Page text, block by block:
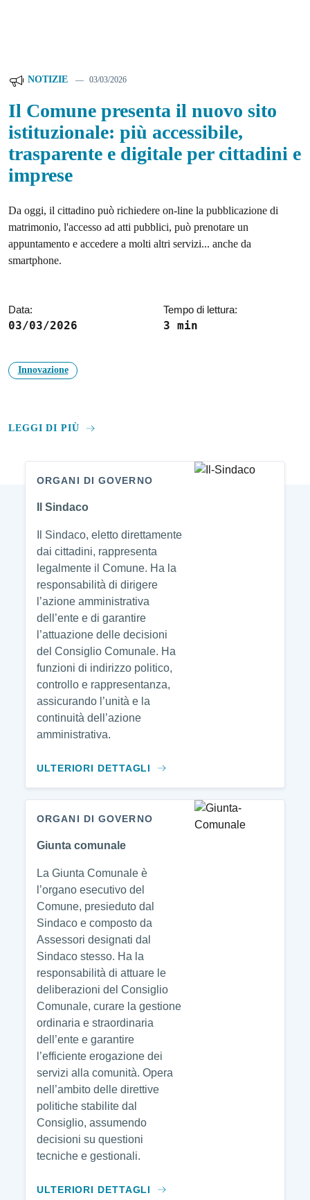
NOTIZIE 03/03/2026
Il Comune presenta il nuovo sito
istituzionale: più accessibile,
trasparente e digitale per cittadini e
imprese
Da oggi, il cittadino può richiedere on-line la pubblicazione di
matrimonio, l'accesso ad atti pubblici, può prenotare un
appuntamento e accedere a molti altri servizi... anche da
smartphone.
Data:
03/03/2026
Tempo di lettura:
3 min
Innovazione
LEGGI DI PIÙ
Amministrazione
ORGANI DI GOVERNO
Il Sindaco
Il Sindaco, eletto direttamente
dai cittadini, rappresenta
legalmente il Comune. Ha la
responsabilità di dirigere
l’azione amministrativa
dell’ente e di garantire
l’attuazione delle decisioni
del Consiglio Comunale. Ha
funzioni di indirizzo politico,
controllo e rappresentanza,
assicurando l’unità e la
continuità dell’azione
amministrativa.
ULTERIORI DETTAGLI
ORGANI DI GOVERNO
Giunta comunale
La Giunta Comunale è
l’organo esecutivo del
Comune, presieduto dal
Sindaco e composto da
Assessori designati dal
Sindaco stesso. Ha la
responsabilità di attuare le
deliberazioni del Consiglio
Comunale, curare la gestione
ordinaria e straordinaria
dell’ente e garantire
l’efficiente erogazione dei
servizi alla comunità. Opera
nell’ambito delle direttive
politiche stabilite dal
Consiglio, assumendo
decisioni su questioni
tecniche e gestionali.
ULTERIORI DETTAGLI